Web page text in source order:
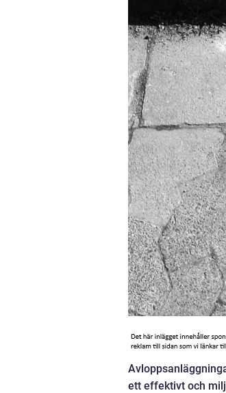
ett effektivt och